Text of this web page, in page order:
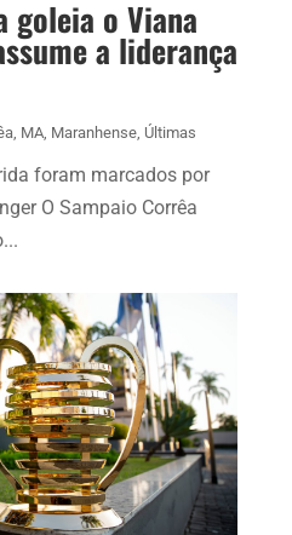
goleia o Viana
a liderança
, MA, Maranhense, Últimas
foram marcados por
O Sampaio Corrêa